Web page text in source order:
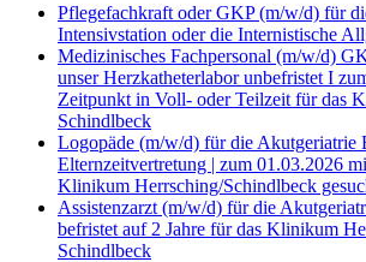
Pflegefachkraft oder GKP (m/w/d) für
Intensivstation oder die Internistische
Medizinisches Fachpersonal (m/w/d)
unser Herzkatheterlabor unbefristet I
Zeitpunkt in Voll- oder Teilzeit für das
Schindlbeck
Logopäde (m/w/d) für die Akutgeriatrie
Elternzeitvertretung | zum 01.03.2026
Klinikum Herrsching/Schindlbeck
Assistenzarzt (m/w/d) für die
befristet auf 2 Jahre für das Klinikum
Schindlbeck